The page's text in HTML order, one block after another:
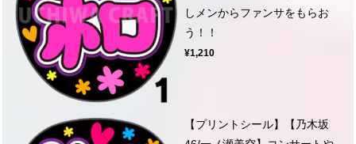
しメンからファンサをもらお
う！！
¥1,210
【プリントシール】【乃木坂